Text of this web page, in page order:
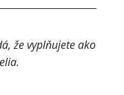
že vyplňujete ako